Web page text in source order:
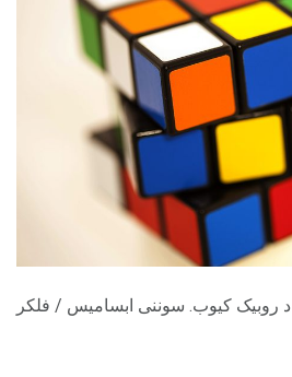
د روبیک کیوب. سوننی ابسامیس / فلکر